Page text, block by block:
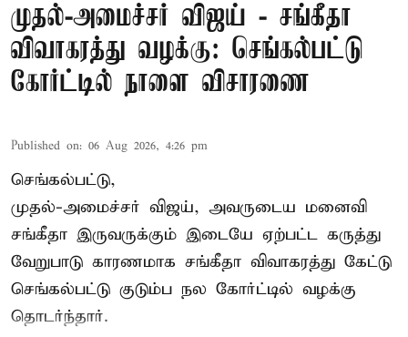
முதல்-அமைச்சர் விஜய் - சங்கீதா
விவாகரத்து வழக்கு: செங்கல்பட்டு
கோர்ட்டில் நாளை விசாரணை
Published on: 06 Aug 2026, 4:26 pm
செங்கல்பட்டு,
முதல்-அமைச்சர் விஜய், அவருடைய மனைவி
சங்கீதா இருவருக்கும் இடையே ஏற்பட்ட கருத்து
வேறுபாடு காரணமாக சங்கீதா விவாகரத்து கேட்டு
செங்கல்பட்டு குடும்ப நல கோர்ட்டில் வழக்கு
தொடர்ந்தார்.